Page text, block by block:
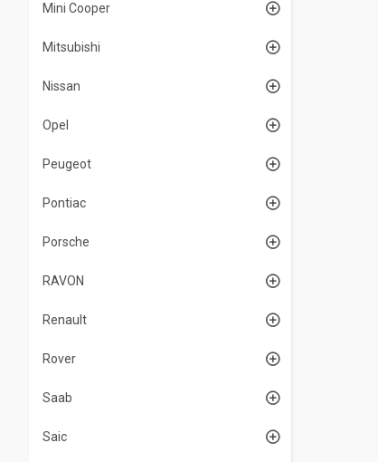
Mini Cooper
Mitsubishi
Nissan
Opel
Peugeot
Pontiac
Porsche
RAVON
Renault
Rover
Saab
Saic